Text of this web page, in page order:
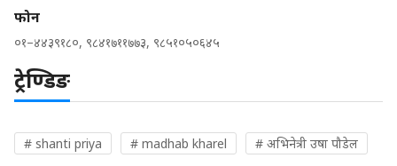
फोन
०१–४४३९१८०, ९८४१७११७७३, ९८५१०५०६४५
ट्रेण्डिङ
# shanti priya # madhab kharel # अभिनेत्री उषा पौडेल